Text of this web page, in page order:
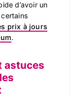
d’avoir un
prix à jours
.
astuces